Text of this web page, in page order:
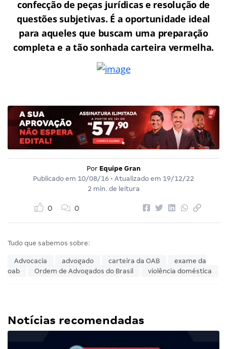
confecção de peças jurídicas e resolução de
questões subjetivas. É a oportunidade ideal
para aqueles que buscam uma preparação
completa e a tão sonhada carteira vermelha.
Por Equipe Gran
Publicado em 10/08/16 • Atualizado em 19/12/22
2 min. de leitura
0 0
Tudo que sabemos sobre:
Advocacia advogado carteira da OAB
exame da
oab
Ordem de Advogados do Brasil violência doméstica
Notícias recomendadas